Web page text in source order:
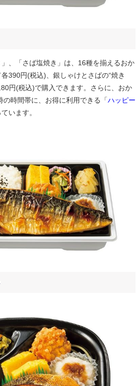
、「さば塩焼き」は、16種を揃えるおか
390円(税込)、銀しゃけとさばの“焼き
円(税込)で購入できます。さらに、おか
時間帯に、お得に利用できる「ハッピー
います。